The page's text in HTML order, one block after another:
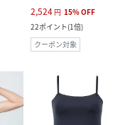
2,524 円 15%OFF
22ポイント(1倍)
クーポン対象